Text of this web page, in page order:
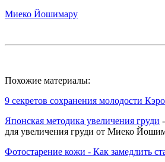
Миеко Йошимару
Похожие материалы:
9 секретов сохранения молодости
Японская методика увеличения груди
для увеличения груди от Миеко
Фотостарение кожи - Как замедлить